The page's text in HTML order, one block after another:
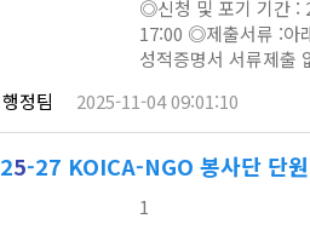
◎신청 및 포기 기간 :
17:00 ◎제출서류 :아
성적증명서 서류제출
업로드 영상디자인학
(디자인연구관 3층
영상디자인학과 포트
(제본) ◎선발학과:주
융합디자인학부/ 영상
행정팀 2025-11-04 09:01:10
25-27 KOICA-NGO 봉사단 단
1